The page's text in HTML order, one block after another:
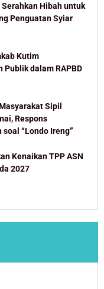
Hibah untuk
Penguatan Syiar
Kutim
Publik dalam RAPBD
Sipil
Respons
“Londo Ireng”
Kenaikan TPP ASN
2027